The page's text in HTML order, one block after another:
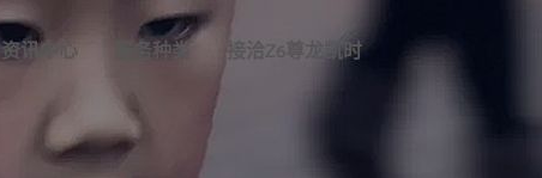
资讯中心 服务种类 接洽Z6尊龙凯时